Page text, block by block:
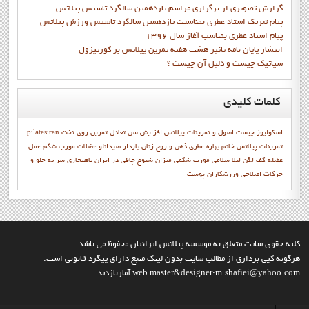
: Illegal string offset 'active' in
home/ipilate6/public_html/templates/soul_search/html/pagination.php
on line
home/ipilate6/public_html/templates/soul_search/html/pagination.php
Warning: Illegal string offset 'active' in
home/ipilate6/public_html/templates/soul_search/html/pagination.php
on line90
Warning: Illegal string offset 'active' in
home/ipilate6/public_html/templates/soul_search/html/pagination.php
on line96
گزارش تصويري از برگزاري مراسم يازدهمين سالگرد تاسيس پيلاتس
پيام تبريک استاد عطري بمناسبت يازدهمين سالگرد تاسيس ورزش پيلاتس
پيام استاد عطري بمناسب آغاز سال 1396
انتشار پايان نامه تاثیر هشت هفته تمرین پیلاتس بر کورتیزول
سیاتیک چیست و دلیل آن چیست ؟
کلماتکلیدی
pilatesiran اسکولیوز چیست اصول و تمرينات پيلاتس افزایش سن تعادل تمرين روي تخت
تمرينات پيلاتس خانم بهاره عطري ذهن و روح زنان باردار صیدانلو عضلات مورب شکم عمل
عضله كف لگن ليلا سلامي مورب شکمی میزان شیوع چاقی در ایران ناهنجاری سر به جلو و
حرکات اصلاحی ورزشكاران پوست
کليه حقوق سايت متعلق به موسسه پيلاتس ايرانيان محفوظ مي باشد
هرگونه کپي برداري از مطالب سايت بدون لينک منبع داراي پيگرد قانوني است.
web master&designer:m.shafiei@yahoo.com آماربازديد